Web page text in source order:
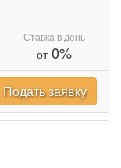
Ставка в день
от0%
Подать заявку